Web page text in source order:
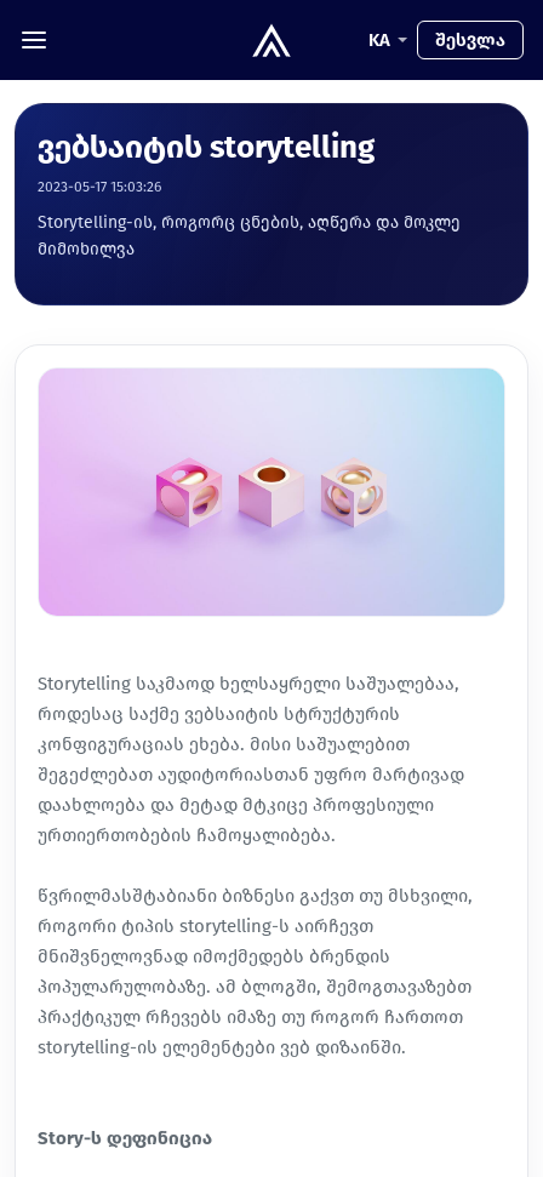
KA შესვლა
ვებსაიტის storytelling
2023-05-17 15:03:26
Storytelling-ის, როგორც ცნების, აღწერა და მოკლე
მიმოხილვა
Storytelling საკმაოდ ხელსაყრელი საშუალებაა,
როდესაც საქმე ვებსაიტის სტრუქტურის
კონფიგურაციას ეხება. მისი საშუალებით
შეგეძლებათ აუდიტორიასთან უფრო მარტივად
დაახლოება და მეტად მტკიცე პროფესიული
ურთიერთობების ჩამოყალიბება.
წვრილმასშტაბიანი ბიზნესი გაქვთ თუ მსხვილი,
როგორი ტიპის storytelling-ს აირჩევთ
მნიშვნელოვნად იმოქმედებს ბრენდის
პოპულარულობაზე. ამ ბლოგში, შემოგთავაზებთ
პრაქტიკულ რჩევებს იმაზე თუ როგორ ჩართოთ
storytelling-ის ელემენტები ვებ დიზაინში.
Story-ს დეფინიცია